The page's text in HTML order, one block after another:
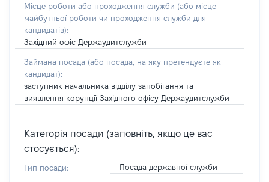
Місце роботи або проходження служби (або місце
майбутньої роботи чи проходження служби для
кандидатів):
Західний офіс Держаудитслужби
Займана посада (або посада, на яку претендуєте як
кандидат):
заступник начальника відділу запобігання та
виявлення корупції Західного офісу Держаудитслужби
Категорія посади (заповніть, якщо це вас
стосується):
Тип посади: Посада державної служби